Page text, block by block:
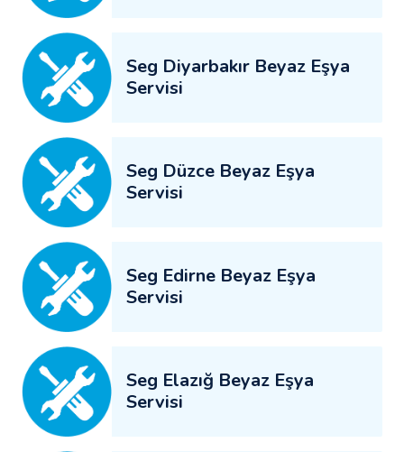
Seg Diyarbakır Beyaz Eşya
Servisi
Seg Düzce Beyaz Eşya
Servisi
Seg Edirne Beyaz Eşya
Servisi
Seg Elazığ Beyaz Eşya
Servisi